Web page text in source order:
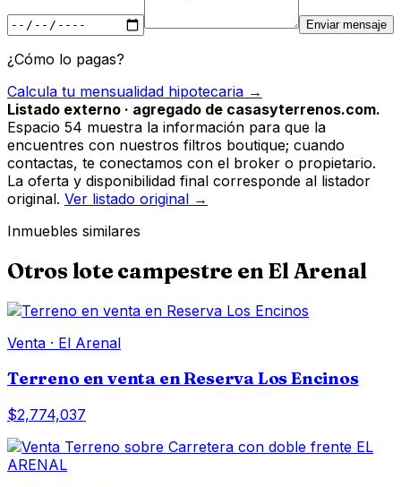
Enviar mensaje
¿Cómo lo pagas?
Calcula tu mensualidad hipotecaria →
Listado externo · agregado de casasyterrenos.com.
Espacio 54 muestra la información para que la
encuentres con nuestros filtros boutique; cuando
contactas, te conectamos con el broker o propietario.
La oferta y disponibilidad final corresponde al listador
original. Ver listado original →
Inmuebles similares
Otros lote campestre en El Arenal
Venta · El Arenal
Terreno en venta en Reserva Los Encinos
$2,774,037